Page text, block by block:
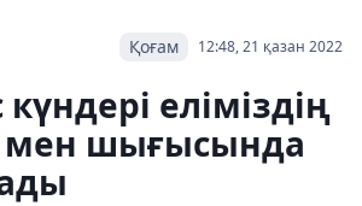
12:48, 21 қазан 2022
Қоғам
еліміздің
мен шығысында